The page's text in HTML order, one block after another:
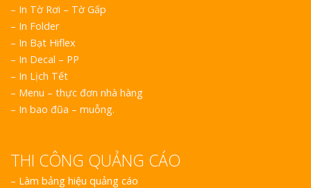
– In Tờ Rơi – Tờ Gấp
– In Folder
– In Bạt Hiflex
– In Decal – PP
– In Lịch Tết
– Menu – thực đơn nhà hàng
– In bao đũa – muỗng.
THI CÔNG QUẢNG CÁO
– Làm bảng hiệu quảng cáo